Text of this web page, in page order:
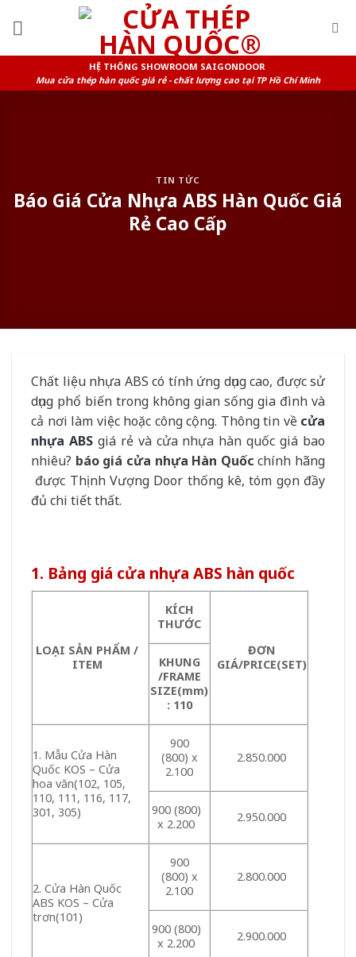
HỆ THỐNG SHOWROOM SAIGONDOOR
Mua cửa thép hàn quốc giá rẻ - chất lượng cao tại TP Hồ Chí Minh
TIN TỨC
Báo Giá Cửa Nhựa ABS Hàn Quốc Giá
Rẻ Cao Cấp
Chất liệu nhựa ABS có tính ứng dụng cao, được sử
dụng phổ biến trong không gian sống gia đình và
cả nơi làm việc hoặc công cộng. Thông tin về cửa
nhựa ABSgiá rẻ và cửa nhựa hàn quốc giá bao
nhiêu? báo giá cửa nhựa Hàn Quốcchính hãng
được Thịnh Vượng Door thống kê, tóm gọn đầy
đủ chi tiết thất.
1. Bảng giá cửa nhựa ABS hàn quốc
LOẠI SẢN PHẨM /
ITEM
KÍCH
THƯỚC
ĐƠN
GIÁ/PRICE(SET)
KHUNG
/FRAME
SIZE(mm)
: 110
1. Mẫu Cửa Hàn
Quốc KOS – Cửa
hoa văn(102, 105,
110, 111, 116, 117,
301, 305)
900
(800) x
2.100
2.850.000
900 (800)
x 2.200
2.950.000
2. Cửa Hàn Quốc
ABS KOS – Cửa
trơn(101)
900
(800) x
2.100
2.800.000
900 (800)
x 2.200
2.900.000